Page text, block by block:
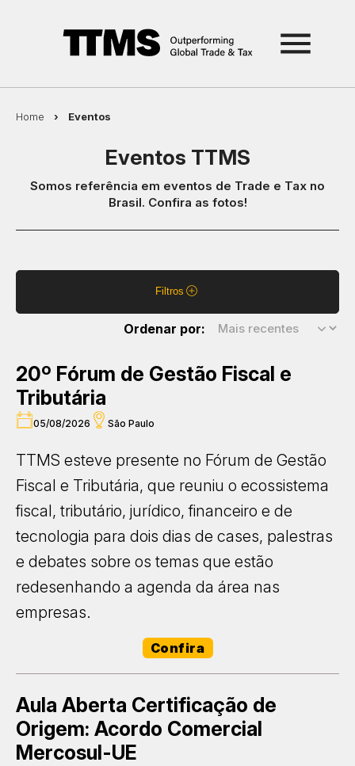
Home › Eventos
Eventos TTMS
Somos referência em eventos de Trade e Tax no
Brasil. Confira as fotos!
Filtros
Ordenar por:
20º Fórum de Gestão Fiscal e
Tributária
05/08/2026 São Paulo
TTMS esteve presente no Fórum de Gestão
Fiscal e Tributária, que reuniu o ecossistema
fiscal, tributário, jurídico, financeiro e de
tecnologia para dois dias de cases, palestras
e debates sobre os temas que estão
redesenhando a agenda da área nas
empresas.
Confira
Aula Aberta Certificação de
Origem: Acordo Comercial
Mercosul-UE